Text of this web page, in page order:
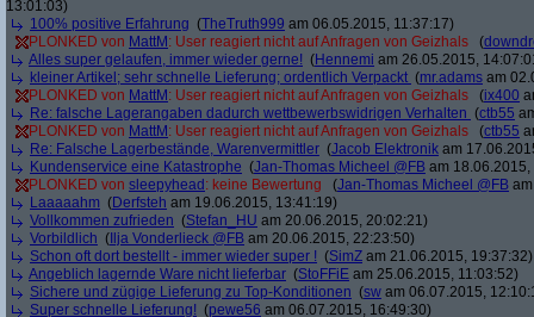
13:01:03)
100% positive Erfahrung (TheTruth999 am 06.05.2015, 11:37:17)
PLONKED von MattM : User reagiert nicht auf Anfragen von Geizhals (
Alles super gelaufen, immer wieder gerne! (Hennemi am 26.05.2015,
kleiner Artikel; sehr schnelle Lieferung; ordentlich Verpackt (mr.adams am
PLONKED von MattM : User reagiert nicht auf Anfragen von Geizhals (ix400
Re: falsche Lagerangaben dadurch wettbewerbswidrigen Verhalten (ctb55
PLONKED von MattM : User reagiert nicht auf Anfragen von Geizhals (ctb55
Re: Falsche Lagerbestände, Warenvermittler (Jacob Elektronik am
Kundenservice eine Katastrophe (Jan-Thomas Micheel @FB am
PLONKED von sleepyhead : keine Bewertung (Jan-Thomas Micheel @FB
Laaaaahm (Derfsteh am 19.06.2015, 13:41:19)
Vollkommen zufrieden (Stefan_HU am 20.06.2015, 20:02:21)
Vorbildlich ( Ilja Vonderlieck @FB am 20.06.2015, 22:23:50)
Schon oft dort bestellt - immer wieder super ! (SimZ am 21.06.2015, 19:37:32)
Angeblich lagernde Ware nicht lieferbar (StoFFiE am 25.06.2015, 11:03:52)
Sichere und zügige Lieferung zu Top-Konditionen (sw am 06.07.2015,
Super schnelle Lieferung! (pewe56 am 06.07.2015, 16:49:30)